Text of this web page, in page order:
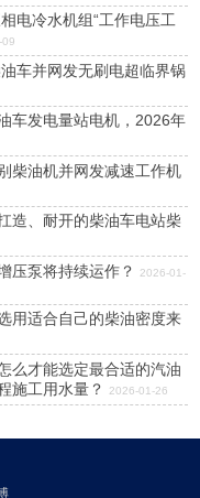
电冷水机组“工作电压工
09
车并网发无刷电超临界锅
车发电量站电机，2026年
柴油机并网发减速工作机
造、耐开的柴油车电站柴
压泵将持续运作？
2026-01-
用适合自己的柴油密度来
么才能选定最合适的汽油
施工用水量？
2026-01-26